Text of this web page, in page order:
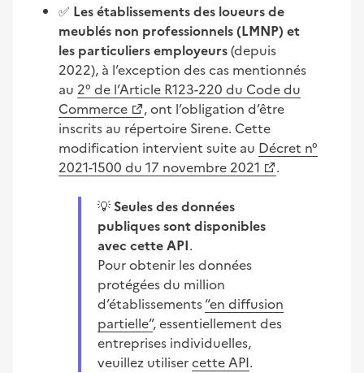
✅ Les établissements des loueurs de
meublés non professionnels (LMNP) et
les particuliers employeurs(depuis
2022), à l’exception des cas mentionnés
au 2° de l’Article R123-220 du Code du
Commerce
, ont l’obligation d’être
inscrits au répertoire Sirene. Cette
modification intervient suite au Décret n°
2021-1500 du 17 novembre 2021
.
💡 Seules des données
publiques sont disponibles
avec cette API.
Pour obtenir les données
protégées du million
d’établissements“en diffusion
partielle”, essentiellement des
entreprises individuelles,
veuillez utilisercette API.